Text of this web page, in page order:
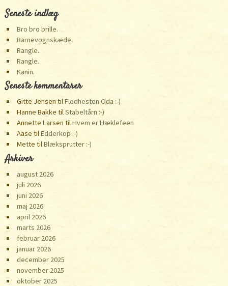
Seneste indlæg
Bro bro brille.
Barnevognskæde.
Rangle.
Rangle.
Kanin.
Seneste kommentarer
Gitte Jensen tilFlodhesten Oda :-)
Hanne Bakke tilStabeltårn :-)
Annette Larsen tilHvem er Hæklefeen
Aase tilEdderkop :-)
Mette tilBlæksprutter :-)
Arkiver
august 2026
juli 2026
juni 2026
maj 2026
april 2026
marts 2026
februar 2026
januar 2026
december 2025
november 2025
oktober 2025